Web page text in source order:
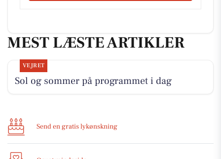
MEST LÆSTE ARTIKLER
VEJRET
Sol og sommer på programmet i dag
Send en gratis lykønskning